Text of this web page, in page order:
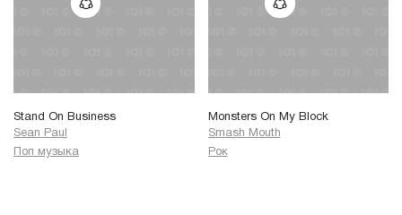
Stand On Business
Sean Paul
Поп музыка
Monsters On My Block
Smash Mouth
Рок